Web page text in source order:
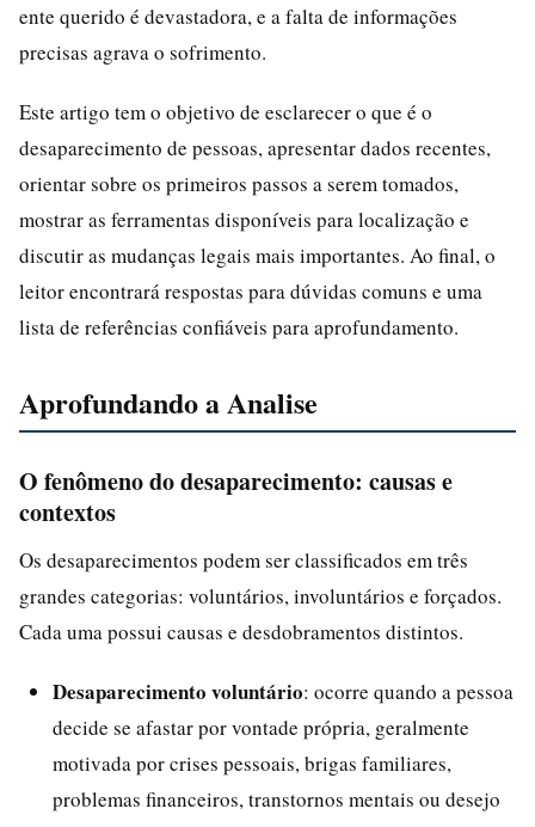
ente querido é devastadora, e a falta de informações
precisas agrava o sofrimento.
Este artigo tem o objetivo de esclarecer o que é o
desaparecimento de pessoas, apresentar dados recentes,
orientar sobre os primeiros passos a serem tomados,
mostrar as ferramentas disponíveis para localização e
discutir as mudanças legais mais importantes. Ao final, o
leitor encontrará respostas para dúvidas comuns e uma
lista de referências confiáveis para aprofundamento.
Aprofundando a Analise
O fenômeno do desaparecimento: causas e
contextos
Os desaparecimentos podem ser classificados em três
grandes categorias: voluntários, involuntários e forçados.
Cada uma possui causas e desdobramentos distintos.
Desaparecimento voluntário: ocorre quando a pessoa
decide se afastar por vontade própria, geralmente
motivada por crises pessoais, brigas familiares,
problemas financeiros, transtornos mentais ou desejo